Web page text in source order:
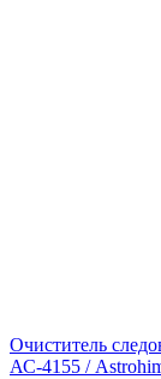
Очиститель
АС-4155 /